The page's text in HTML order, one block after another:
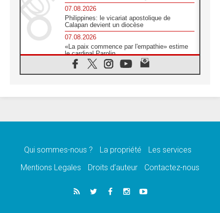
07.08.2026
Philippines: le vicariat apostolique de
Calapan devient un diocèse
07.08.2026
«La paix commence par l'empathie» estime
le cardinal Parolin
07.08.2026
En Colombie, «la paix ne s'achète pas avec
07.08.2026
07.08.2026
en France
Cardinal Rossi: «La venue du Pape Léon en
Argentine est un hommage à François»
Qui sommes-nous ? La propriété
Les services
Mentions Legales
Droits d’auteur Contactez-nous